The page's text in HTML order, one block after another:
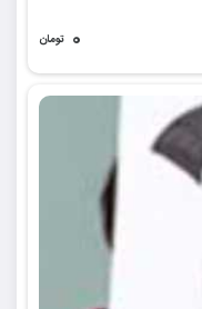
۰ تومان